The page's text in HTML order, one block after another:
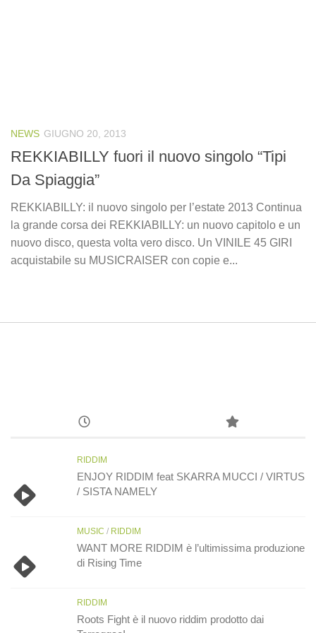
NEWS GIUGNO 20, 2013
REKKIABILLY fuori il nuovo singolo “Tipi
Da Spiaggia”
REKKIABILLY: il nuovo singolo per l’estate 2013 Continua
la grande corsa dei REKKIABILLY: un nuovo capitolo e un
nuovo disco, questa volta vero disco. Un VINILE 45 GIRI
acquistabile su MUSICRAISER con copie e...
RIDDIM
ENJOY RIDDIM feat SKARRA MUCCI / VIRTUS
/ SISTA NAMELY
MUSIC / RIDDIM
WANT MORE RIDDIM è l’ultimissima produzione
di Rising Time
RIDDIM
Roots Fight è il nuovo riddim prodotto dai